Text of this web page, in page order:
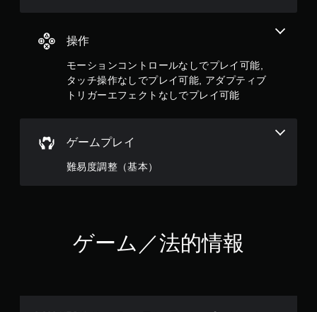
操作
モーションコントロールなしでプレイ可能,
タッチ操作なしでプレイ可能, アダプティブ
トリガーエフェクトなしでプレイ可能
ゲームプレイ
難易度調整（基本）
ゲーム／法的情報